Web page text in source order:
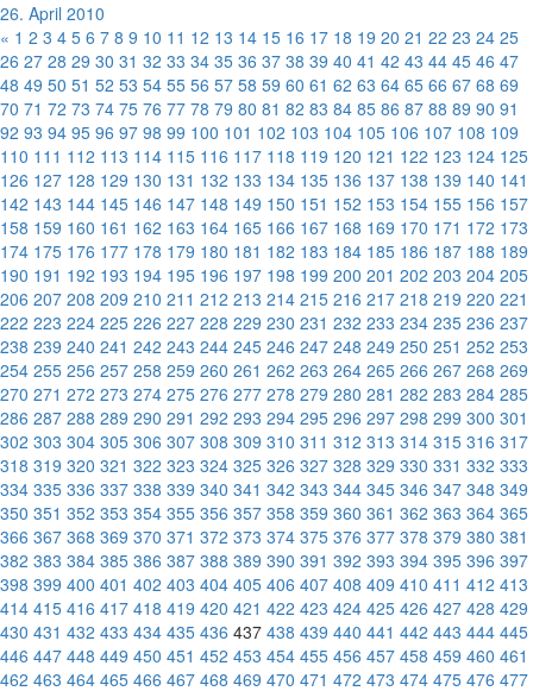
26. April 2010
« 1 2 3 4 5 6 7 8 9 10 11 12 13 14 15 16 17 18 19 20 21 22 23 24 25
26 27 28 29 30 31 32 33 34 35 36 37 38 39 40 41 42 43 44 45 46 47
48 49 50 51 52 53 54 55 56 57 58 59 60 61 62 63 64 65 66 67 68 69
70 71 72 73 74 75 76 77 78 79 80 81 82 83 84 85 86 87 88 89 90 91
92 93 94 95 96 97 98 99 100 101 102 103 104 105 106 107 108 109
110 111 112 113 114 115 116 117 118 119 120 121 122 123 124 125
126 127 128 129 130 131 132 133 134 135 136 137 138 139 140 141
142 143 144 145 146 147 148 149 150 151 152 153 154 155 156 157
158 159 160 161 162 163 164 165 166 167 168 169 170 171 172 173
174 175 176 177 178 179 180 181 182 183 184 185 186 187 188 189
190 191 192 193 194 195 196 197 198 199 200 201 202 203 204 205
206 207 208 209 210 211 212 213 214 215 216 217 218 219 220 221
222 223 224 225 226 227 228 229 230 231 232 233 234 235 236 237
238 239 240 241 242 243 244 245 246 247 248 249 250 251 252 253
254 255 256 257 258 259 260 261 262 263 264 265 266 267 268 269
270 271 272 273 274 275 276 277 278 279 280 281 282 283 284 285
286 287 288 289 290 291 292 293 294 295 296 297 298 299 300 301
302 303 304 305 306 307 308 309 310 311 312 313 314 315 316 317
318 319 320 321 322 323 324 325 326 327 328 329 330 331 332 333
334 335 336 337 338 339 340 341 342 343 344 345 346 347 348 349
350 351 352 353 354 355 356 357 358 359 360 361 362 363 364 365
366 367 368 369 370 371 372 373 374 375 376 377 378 379 380 381
382 383 384 385 386 387 388 389 390 391 392 393 394 395 396 397
398 399 400 401 402 403 404 405 406 407 408 409 410 411 412 413
414 415 416 417 418 419 420 421 422 423 424 425 426 427 428 429
430 431 432 433 434 435 436 437 438 439 440 441 442 443 444 445
446 447 448 449 450 451 452 453 454 455 456 457 458 459 460 461
462 463 464 465 466 467 468 469 470 471 472 473 474 475 476 477